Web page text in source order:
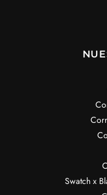
Swatch x